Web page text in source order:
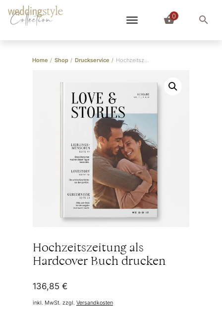
Collection 0
Home / Shop / Druckservice / Hochzeitszeitung als Hardcover Buch drucken
Hochzeitszeitung als
Hardcover Buch drucken
136,85 €
inkl. MwSt. zzgl. Versandkosten